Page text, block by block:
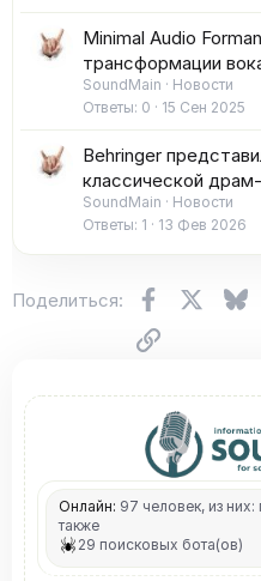
Minimal Audio
трансформации
SoundMain
Новости
Ответы 0 15 Сен 2025
Behringer
классической
SoundMain
Новости
Ответы 1 13 Фев 2026
Поделиться: Facebook
X
Ссылка
Онлайн: 97 человек, из них:
также
29 поисковых бота(ов)